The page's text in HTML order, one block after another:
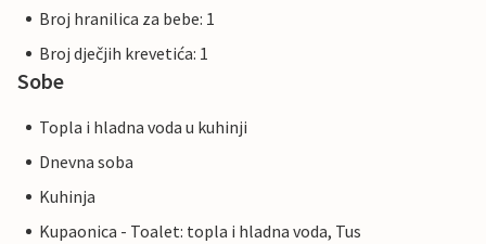
Broj hranilica za bebe: 1
Broj dječjih krevetića: 1
Sobe
Topla i hladna voda u kuhinji
Dnevna soba
Kuhinja
Kupaonica - Toalet: topla i hladna voda, Tus